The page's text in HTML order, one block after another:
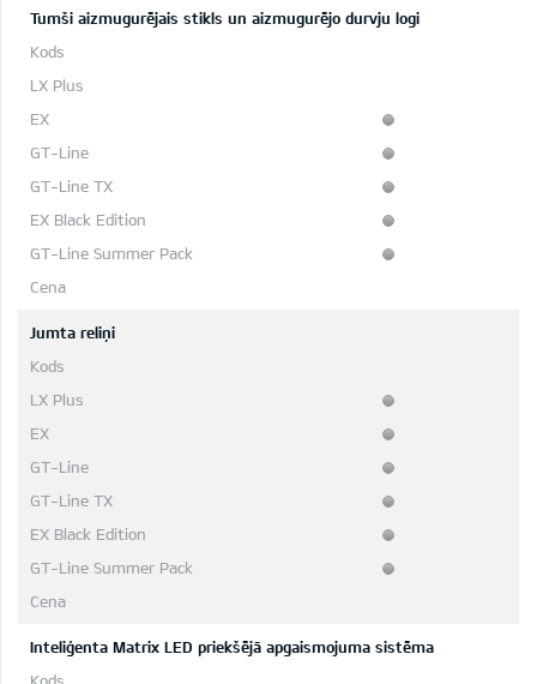
Tumši aizmugurējais stikls un aizmugurējo durvju logi
Jumta reliņi
Inteliģenta Matrix LED priekšējā apgaismojuma sistēma